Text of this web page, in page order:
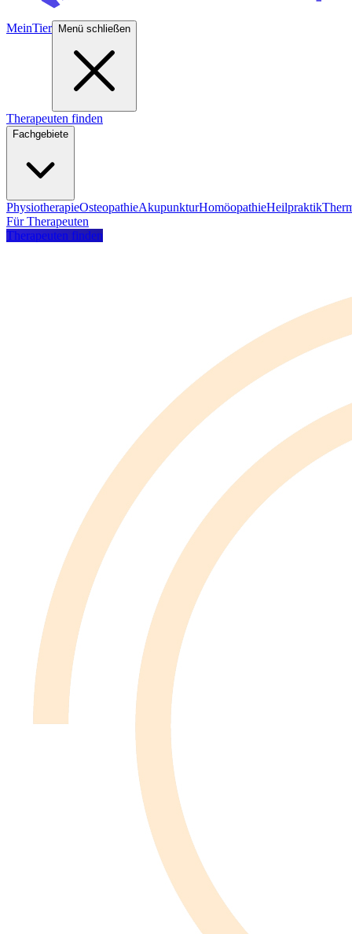
MeinTier Menü schließen
Therapeuten finden
Fachgebiete
PhysiotherapieOsteopathieAkupunkturHomöopathieHeilpraktik
Für Therapeuten
Therapeuten finden